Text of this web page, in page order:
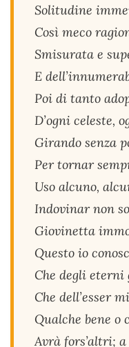
Solitudine
Così meco
Smisurata e
E
Poi di tanto
D’ogni celeste,
Girando senza
Per tornar
Uso alcuno,
Indovinar non
Giovinetta
Questo io
Che degli eterni
Che dell’esser
Qualche bene o
Avrà fors’altri;